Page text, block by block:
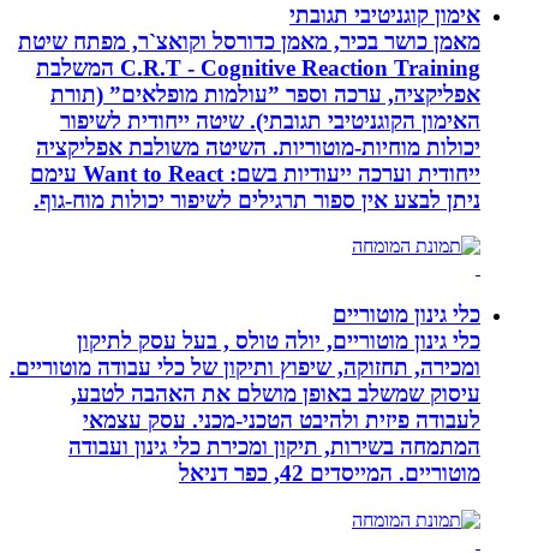
אימון קוגניטיבי תגובתי
מאמן כושר בכיר, מאמן כדורסל וקואצ`ר, מפתח שיטת
C.R.T - Cognitive Reaction Training המשלבת
אפליקציה, ערכה וספר ”עולמות מופלאים” (תורת
האימון הקוגניטיבי תגובתי). שיטה ייחודית לשיפור
יכולות מוחיות-מוטוריות. השיטה משולבת אפליקציה
ייחודית וערכה ייעודיות בשם: Want to React עימם
ניתן לבצע אין ספור תרגילים לשיפור יכולות מוח-גוף.
כלי גינון מוטוריים
כלי גינון מוטוריים, יולה טולס , בעל עסק לתיקון
ומכירה, תחזוקה, שיפוץ ותיקון של כלי עבודה מוטוריים.
עיסוק שמשלב באופן מושלם את האהבה לטבע,
לעבודה פיזית ולהיבט הטכני-מכני. עסק עצמאי
המתמחה בשירות, תיקון ומכירת כלי גינון ועבודה
מוטוריים. המייסדים 42, כפר דניאל